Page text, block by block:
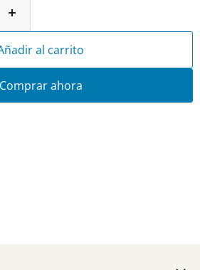
al carrito
Comprar ahora